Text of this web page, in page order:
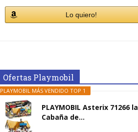
Lo quiero!
Ofertas Playmobil
PLAYMOBIL MÁS VENDIDO TOP 1
PLAYMOBIL Asterix 71266 la
Cabaña de...